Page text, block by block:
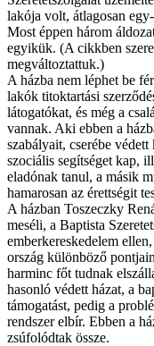
lakója volt, átlagosan
Most éppen három
egyikük. (A cikkben
megváltoztattuk.)
A házba nem léphet be
lakók titoktartási
látogatókat, és még a
vannak. Aki ebben a
szabályait, cserébe
szociális segítséget kap,
eladónak tanul, a másik
hamarosan az érettségit
A házban Toszeczky
meséli, a Baptista
emberkereskedelem
ország különböző
harminc főt tudnak
hasonló védett házat, a
támogatást, pedig a
rendszer elbír. Ebben a
zsúfolódtak össze.